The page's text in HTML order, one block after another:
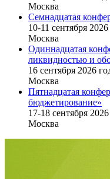
Москва
Семнадцатая
10-11 сентября 2026
Москва
Одиннадцатая
ликвидностью и
16 cентября 2026
Москва
Пятнадцатая
бюджетирование»
17-18 сентября 2026
Москва